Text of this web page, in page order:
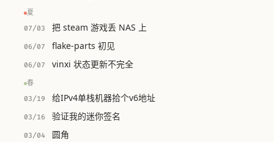
夏
07/03
把 steam 游戏丢 NAS 上
06/07 flake-parts 初见
06/07 vinxi 状态更新不完全
春
03/19
给IPv4单栈机器拾个v6地址
03/16 验证我的迷你签名
03/04 圆角